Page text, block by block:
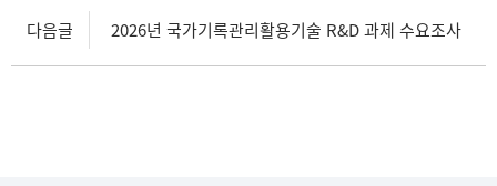
다음글 2026년 국가기록관리활용기술 R&D 과제 수요조사